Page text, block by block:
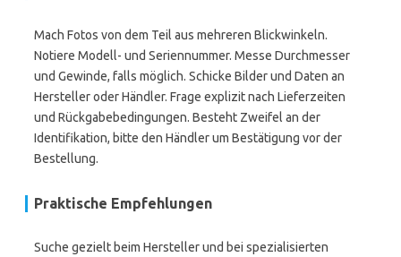
Mach Fotos von dem Teil aus mehreren Blickwinkeln.
Notiere Modell- und Seriennummer. Messe Durchmesser
und Gewinde, falls möglich. Schicke Bilder und Daten an
Hersteller oder Händler. Frage explizit nach Lieferzeiten
und Rückgabebedingungen. Besteht Zweifel an der
Identifikation, bitte den Händler um Bestätigung vor der
Bestellung.
Praktische Empfehlungen
Suche gezielt beim Hersteller und bei spezialisierten